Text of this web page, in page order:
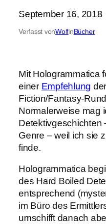
September 16, 2018
Verfasst vonWolfinBücher
Mit Hologrammatica
einer Empfehlung
Fiction/Fantasy-
Normalerweise mag
Detektivgeschichten
Genre – weil ich sie
finde.
Hologrammatica
des Hard Boiled
entsprechend
im Büro des
umschifft danach